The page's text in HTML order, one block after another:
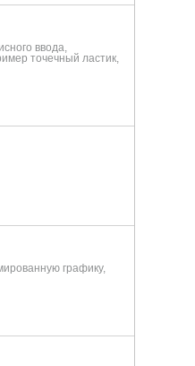
ввода,
точечный ластик,
графику,